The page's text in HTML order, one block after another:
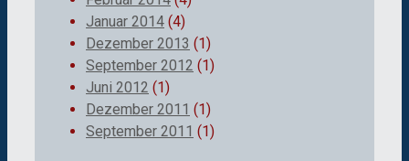
Januar 2014 (4)
Dezember 2013 (1)
September 2012 (1)
Juni 2012 (1)
Dezember 2011 (1)
September 2011 (1)